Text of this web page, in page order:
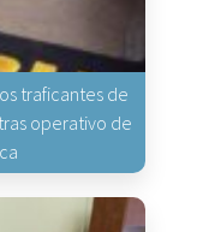
traficantes de
operativo de